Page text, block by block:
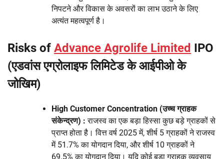
निपटने और विकास के अवसरों का लाभ उठाने के लिए
अत्यंत महत्वपूर्ण है।
Risks of Advance Agrolife Limited IPO
(एडवांस एग्रोलाइफ लिमिटेड के आईपीओ के
जोखिम)
High Customer Concentration (उच्च ग्राहक
संकेन्द्रण) : राजस्व का एक बड़ा हिस्सा कुछ बड़े ग्राहकों से
प्राप्त होता है। वित्त वर्ष 2025 में, शीर्ष 5 ग्राहकों ने राजस्व
में 51.7% का योगदान दिया, और शीर्ष 10 ग्राहकों ने
69.5% का योगदान दिया। यदि कोई बड़ा ग्राहक व्यवसाय